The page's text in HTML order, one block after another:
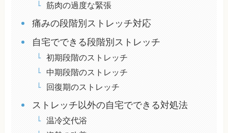
筋肉の過度な緊張
痛みの段階別ストレッチ対応
自宅でできる段階別ストレッチ
初期段階のストレッチ
中期段階のストレッチ
回復期のストレッチ
ストレッチ以外の自宅でできる対処法
温冷交代浴